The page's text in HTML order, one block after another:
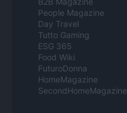
People Magazine
Day Travel
Tutto Gaming
ESG 365
Food Wiki
FuturoDonna
HomeMagazine
SecondHomeMagazine